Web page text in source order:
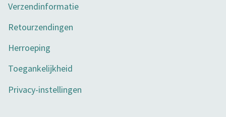
Verzendinformatie
Retourzendingen
Herroeping
Toegankelijkheid
Privacy-instellingen